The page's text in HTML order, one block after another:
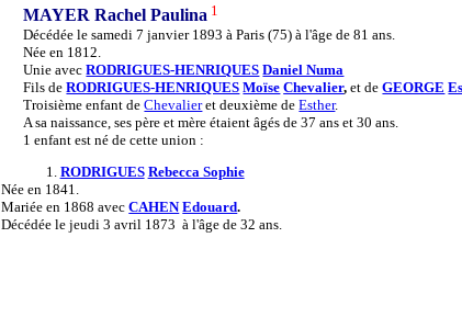
MAYER Rachel Paulina 1
Décédée le samedi 7 janvier 1893 à Paris (75) à l'âge de 81 ans.
Née en 1812.
Unie avecRODRIGUES-HENRIQUES Daniel Numa
Fils deRODRIGUES-HENRIQUES Moïse Chevalier,et deGEORGE
Troisième enfant deChevalieret deuxième deEsther.
A sa naissance, ses père et mère étaient âgés de 37 ans et 30 ans.
1 enfant est né de cette union :
1. RODRIGUES Rebecca Sophie
Née en 1841.
Mariée en 1868 avecCAHEN Edouard.
Décédée le jeudi 3 avril 1873 à l'âge de 32 ans.